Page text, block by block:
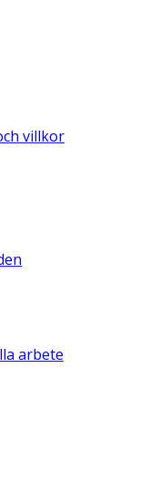
villkor
arbete